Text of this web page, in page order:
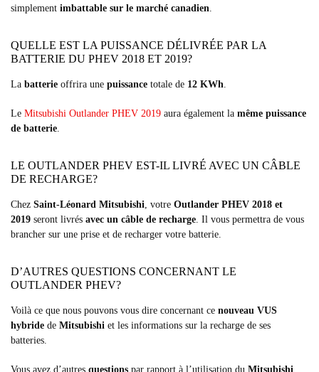
simplement imbattable sur le marché canadien.
QUELLE EST LA PUISSANCE DÉLIVRÉE PAR LA
BATTERIE DU PHEV 2018 ET 2019?
La batterie offrira une puissance totale de 12 KWh.
Le Mitsubishi Outlander PHEV 2019 aura également la même puissance
de batterie.
LE OUTLANDER PHEV EST-IL LIVRÉ AVEC UN CÂBLE
DE RECHARGE?
Chez Saint-Léonard Mitsubishi, votre Outlander PHEV 2018 et
2019 seront livrés avec un câble de recharge. Il vous permettra de vous
brancher sur une prise et de recharger votre batterie.
D’AUTRES QUESTIONS CONCERNANT LE
OUTLANDER PHEV?
Voilà ce que nous pouvons vous dire concernant ce nouveau VUS
hybride de Mitsubishi et les informations sur la recharge de ses
batteries.
Vous avez d’autres questions par rapport à l’utilisation du Mitsubishi